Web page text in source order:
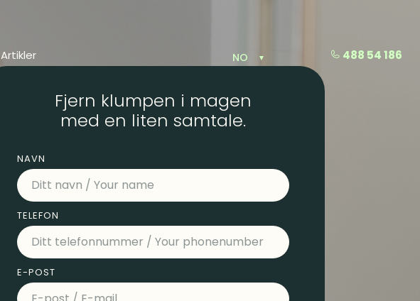
Artikler NO ▼ 488 54 186
Fjern klumpen i magen
med en liten samtale.
NAVN
TELEFON
E-POST